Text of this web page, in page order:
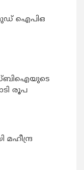
ഫുഡ് ഐപിഒ
രൂപ